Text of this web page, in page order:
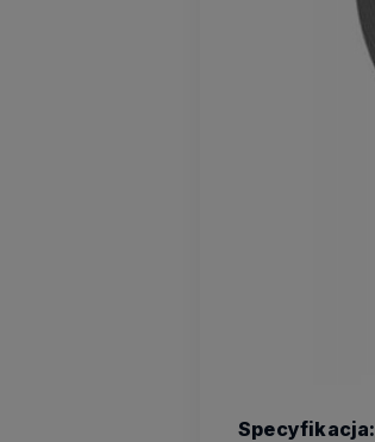
Specyfikacja: